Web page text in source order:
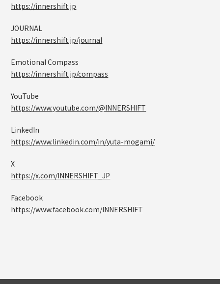
https://innershift.jp
JOURNAL
https://innershift.jp/journal
Emotional Compass
https://innershift.jp/compass
YouTube
https://www.youtube.com/@INNERSHIFT
LinkedIn
https://www.linkedin.com/in/yuta-mogami/
X
https://x.com/INNERSHIFT_JP
Facebook
https://www.facebook.com/INNERSHIFT